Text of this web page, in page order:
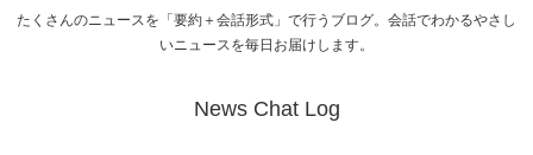
たくさんのニュースを「要約＋会話形式」で行うブログ。会話でわかるやさし
いニュースを毎日お届けします。
News Chat Log